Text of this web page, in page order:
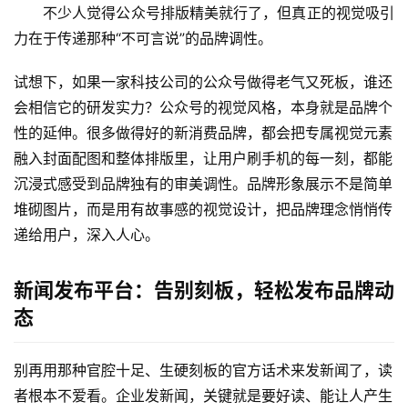
不少人觉得公众号排版精美就行了，但真正的视觉吸引
力在于传递那种“不可言说”的品牌调性。
试想下，如果一家科技公司的公众号做得老气又死板，谁还
会相信它的研发实力？ 公众号的视觉风格，本身就是品牌个
性的延伸。很多做得好的新消费品牌，都会把专属视觉元素
融入封面配图和整体排版里，让用户刷手机的每一刻，都能
沉浸式感受到品牌独有的审美调性。 品牌形象展示不是简单
堆砌图片，而是用有故事感的视觉设计，把品牌理念悄悄传
递给用户，深入人心。
新闻发布平台：告别刻板，轻松发布品牌动
态
别再用那种官腔十足、生硬刻板的官方话术来发新闻了，读
者根本不爱看。企业发新闻，关键就是要好读、能让人产生